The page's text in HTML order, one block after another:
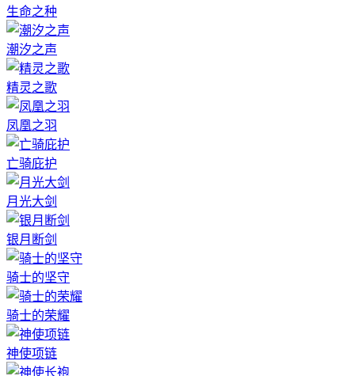
生命之种
潮汐之声
精灵之歌
凤凰之羽
亡骑庇护
月光大剑
银月断剑
骑士的坚守
骑士的荣耀
神使项链